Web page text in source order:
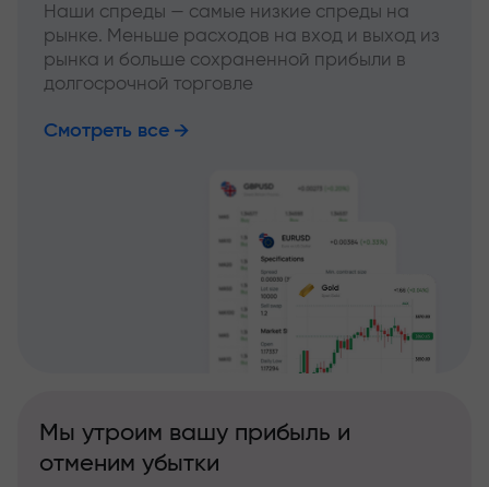
Наши спреды — самые низкие спреды на
рынке. Меньше расходов на вход и выход из
рынка и больше сохраненной прибыли в
долгосрочной торговле
Смотреть все
Мы утроим вашу прибыль и
отменим убытки